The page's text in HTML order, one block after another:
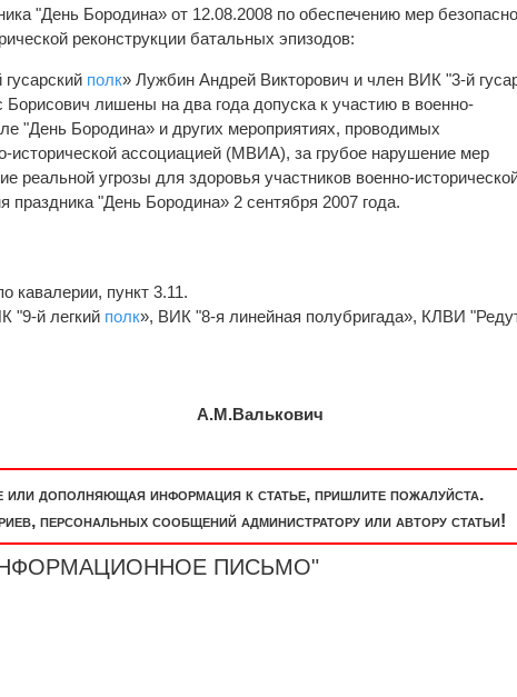
"День Бородина» от 12.08.2008 по обеспечению мер
реконструкции батальных эпизодов:
полк» Лужбин Андрей Викторович и член ВИК "3-й
лишены на два года допуска к участию в военно-
"День Бородина» и других мероприятиях, проводимых
исторической ассоциацией (МВИА), за грубое нарушение мер
реальной угрозы для здоровья участников военно-
праздника "День Бородина» 2 сентября 2007 года.
кавалерии, пункт 3.11.
"9-й легкий полк», ВИК "8-я линейная полубригада», КЛВИ
А.М.Валькович
или дополняющая информация к статье, пришлите пожалуйста.
персональных сообщений администратору или автору статьи!
ПИСЬМО"